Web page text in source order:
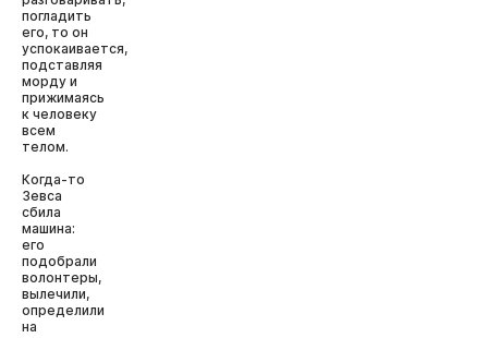
погладить
его, то он
успокаивается,
подставляя
морду и
прижимаясь
к человеку
всем
телом.
Когда-то
Зевса
сбила
машина:
его
подобрали
волонтеры,
вылечили,
определили
на